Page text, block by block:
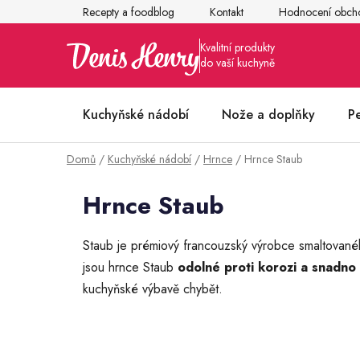
na
Recepty a foodblog Kontakt Hodnocení
Kuchyňské nádobí Nože a doplňky
Články z kuchyně
Domů / Kuchyňské nádobí / Hrnce / Hrnce Staub
Hrnce Staub
Staub je prémiový francouzský výrobce
jsou hrnce Staub odolné proti korozi a
kuchyňské výbavě chybět.